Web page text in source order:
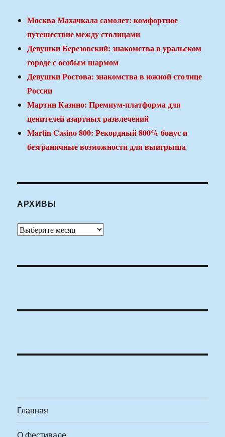
Москва Махачкала самолет: комфортное
путешествие между столицами
Девушки Березовский: знакомства в уральском
городе с особым шармом
Девушки Ростова: знакомства в южной столице
России
Мартин Казино: Премиум-платформа для
ценителей азартных развлечений
Martin Casino 800: Рекордный 800% бонус и
безграничные возможности для выигрыша
АРХИВЫ
Архивы
Главная